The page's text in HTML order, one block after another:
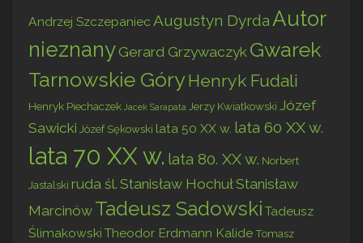
Andrzej Szczepaniec Augustyn Dyrda Autor
nieznany Gerard Grzywaczyk Gwarek
Tarnowskie GóryHenryk Fudali
Henryk Piechaczek Jacek Sarapata Jerzy Kwiatkowski Józef
Sawicki Józef Sękowski lata 50 XX w. lata 60 XX w.
lata 70 XX w. lata 80. XX w. Norbert
Jastalski ruda śl. Stanisław HochułStanisław
Marcinów Tadeusz Sadowski Tadeusz
Ślimakowski Theodor Erdmann KalideTomasz